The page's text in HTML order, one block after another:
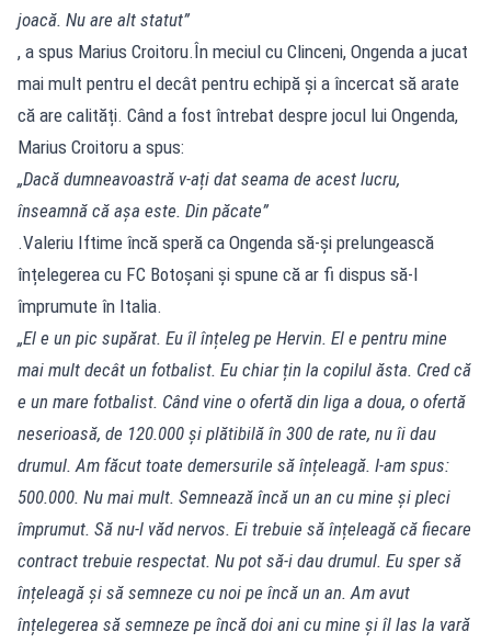
joacă. Nu are alt statut”
, a spus Marius Croitoru.În meciul cu Clinceni, Ongenda a jucat
mai mult pentru el decât pentru echipă și a încercat să arate
că are calități. Când a fost întrebat despre jocul lui Ongenda,
Marius Croitoru a spus:
„Dacă dumneavoastră v-ați dat seama de acest lucru,
înseamnă că așa este. Din păcate”
.Valeriu Iftime încă speră ca Ongenda să-și prelungească
înțelegerea cu FC Botoșani și spune că ar fi dispus să-l
împrumute în Italia.
„El e un pic supărat. Eu îl înțeleg pe Hervin. El e pentru mine
mai mult decât un fotbalist. Eu chiar țin la copilul ăsta. Cred că
e un mare fotbalist. Când vine o ofertă din liga a doua, o ofertă
neserioasă, de 120.000 și plătibilă în 300 de rate, nu îi dau
drumul. Am făcut toate demersurile să înțeleagă. I-am spus:
500.000. Nu mai mult. Semnează încă un an cu mine și pleci
împrumut. Să nu-l văd nervos. Ei trebuie să înțeleagă că fiecare
contract trebuie respectat. Nu pot să-i dau drumul. Eu sper să
înțeleagă și să semneze cu noi pe încă un an. Am avut
înțelegerea să semneze pe încă doi ani cu mine și îl las la vară